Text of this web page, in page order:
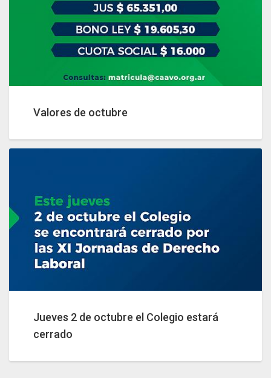
Valores de octubre
Jueves 2 de octubre el Colegio estará
cerrado